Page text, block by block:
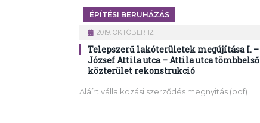
ÉPÍTÉSI BERUHÁZÁS
2019. OKTÓBER 12.
Telepszerű lakóterületek megújítása I. –
József Attila utca – Attila utca tömbbelső
közterület rekonstrukció
Aláírt vállalkozási szerződés megnyitás (pdf)